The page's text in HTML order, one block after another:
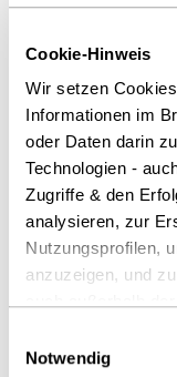
Cookie-Hinweis
Wir setzen
Informationen im
oder Daten darin
Technologien -
Zugriffe & den
analysieren, zur
Nutzungsprofilen,
anzuzeigen, und
Regelungen das
Notwendig
überlässt oder
wird das OLG
Kommune muss
Insolvenzrisiko zu
erwarten ist,
Gesellschaft
Download
Als PDF